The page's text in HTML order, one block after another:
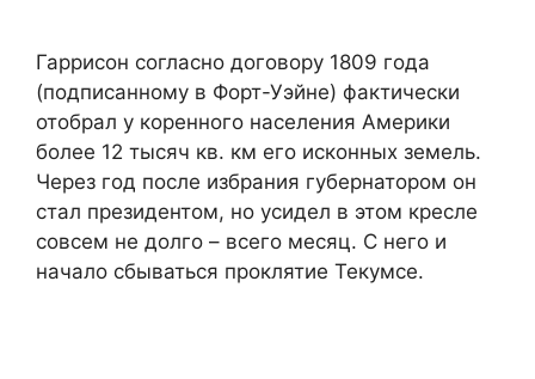
Гаррисон согласно договору 1809 года
(подписанному в Форт-Уэйне) фактически
отобрал у коренного населения Америки
более 12 тысяч кв. км его исконных земель.
Через год после избрания губернатором он
стал президентом, но усидел в этом кресле
совсем не долго – всего месяц. С него и
начало сбываться проклятие Текумсе.